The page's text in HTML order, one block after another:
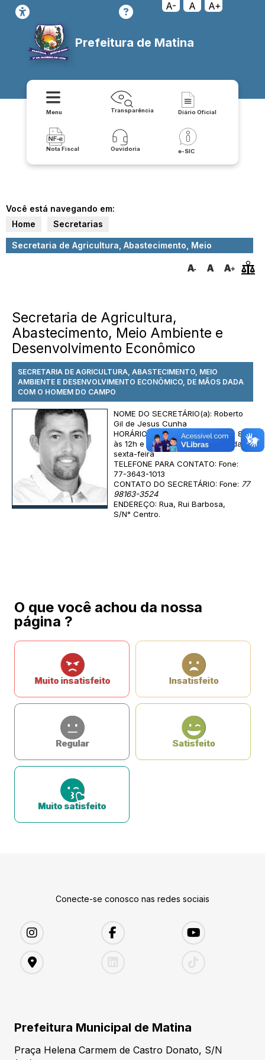
A- A A+
Prefeitura de Matina
Menu Transparência Diário Oficial
Nota Fiscal Ouvidoria e-SIC
Você está navegando em:
Home
Secretarias
Secretaria de Agricultura, Abastecimento, Meio
Secretaria de Agricultura,
Abastecimento, Meio Ambiente e
Desenvolvimento Econômico
SECRETARIA DE AGRICULTURA, ABASTECIMENTO, MEIO
AMBIENTE E DESENVOLVIMENTO ECONÔMICO, DE MÃOS DADA
COM O HOMEM DO CAMPO
NOME DO SECRETÁRIO(a): Roberto
Gil de Jesus Cunha
HORÁRIO DE ATENDIMENTO: Das 8h
às 12h e das 14h às 17h - segunda à
sexta-feira
TELEFONE PARA CONTATO: Fone:
77-3643-1013
CONTATO DO SECRETÁRIO: Fone: 77
98163-3524
ENDEREÇO: Rua, Rui Barbosa,
S/N° Centro.
O que você achou da nossa
página ?
Muito insatisfeito Insatisfeito
Regular Satisfeito
Muito satisfeito
Conecte-se conosco nas redes sociais
Prefeitura Municipal de Matina
Praça Helena Carmem de Castro Donato, S/N